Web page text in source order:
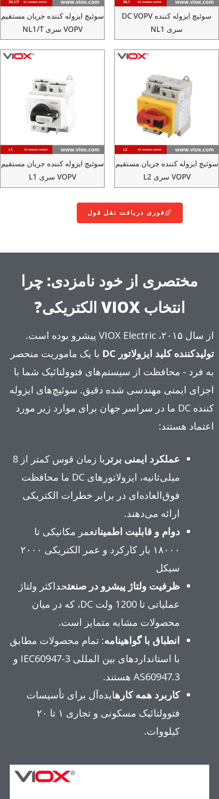
سوئیچ ایزوله کننده DC VOPV
سری NL1
سوئیچ ایزوله کننده جریان مستقیم
VOPV سری NL1/T
ایزوله کننده جریان مستقیم
VOPV سری L2
سوئیچ ایزوله کننده جریان مستقیم
VOPV سری L1
فوری دریافت نقل قول
مختصری از خود نامزدی: چرا
انتخاب VIOX الکتریکی?
از سال ۲۰۱۵، VIOX Electric پیشرو بوده است.
تولیدکننده کلید ایزولاتور DC
با یک ماموریت منحصر
به فرد - محافظت از سیستم‌های فتوولتائیک شما با
اجزای ایمنی مهندسی شده دقیق. سوئیچ‌های ایزوله
کننده DC ما در سراسر جهان برای موارد زیر مورد
اعتماد هستند:
عملکرد ایمنی برتر
با زمان قوس کمتر از 8
میلی‌ثانیه، ایزولاتورهای DC ما محافظت
فوق‌العاده‌ای در برابر خطرات الکتریکی
ارائه می‌دهند.
دوام و قابلیت اطمینانعمر مکانیکی تا
۱۸۰۰۰ بار کارکرد و عمر الکتریکی ۲۰۰۰
سیکل
ظرفیت ولتاژ پیشرو در صنعتحداکثر ولتاژ
عملیاتی تا 1200 ولت DC، که در میان
محصولات مشابه متمایز است.
انطباق با گواهینامه: تمام محصولات مطابق
با استانداردهای بین المللی IEC60947-3 و
AS60947.3 هستند.
کاربرد همه کاره ایده‌آل برای تأسیسات
فتوولتائیک مسکونی و تجاری ۱ تا ۲۰
کیلووات.